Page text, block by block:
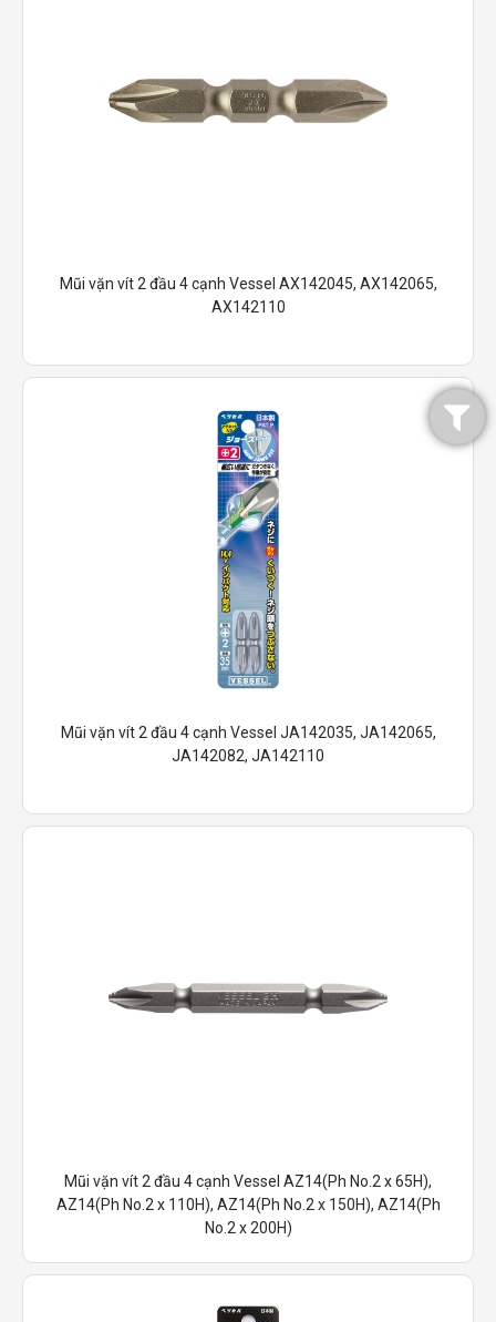
Mũi vặn vít 2 đầu 4 cạnh Vessel AX142045, AX142065,
AX142110
Mũi vặn vít 2 đầu 4 cạnh Vessel JA142035, JA142065,
JA142082, JA142110
Mũi vặn vít 2 đầu 4 cạnh Vessel AZ14(Ph No.2 x 65H),
AZ14(Ph No.2 x 110H), AZ14(Ph No.2 x 150H), AZ14(Ph
No.2 x 200H)